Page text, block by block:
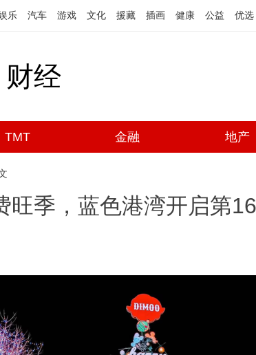
乐 汽车 游戏 文化 援藏 插画 健康 公益 优选
财经
TMT 金融 地产
旺季，蓝色港湾开启第